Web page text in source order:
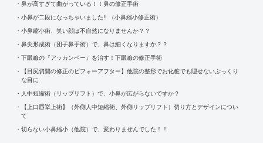
鼻が高すぎて曲がっている！！鼻の修正手術
小鼻が二段になっちゃいました!! （小鼻縮小修正術）
小鼻縮小術、笑い顔は不自然になりませんか？？
鼻尖形成術（団子鼻手術）で、鼻は細くなりますか？？
下眼瞼の『アッカンベー』を治す！下眼瞼の修正手術
【目尻切開の修正のビフォーアフター】他院の整形でお化粧でも隠せないぷっくり
な目に
人中短縮術（リップリフト）で、小鼻が広がらないですか？
【上口唇挙上術】（外側人中短縮術、外側リップリフト）切り方とデザインについ
て
切らない小鼻縮小（他院）で、変わりませんでした！！